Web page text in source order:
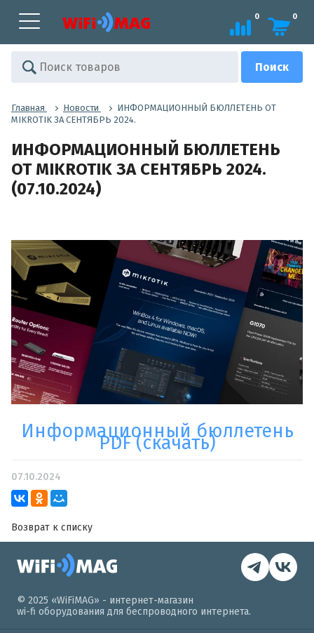
0 0
Главная Новости
ИНФОРМАЦИОННЫЙ БЮЛЛЕТЕНЬ ОТ
MIKROTIK ЗА СЕНТЯБРЬ 2024.
ИНФОРМАЦИОННЫЙ БЮЛЛЕТЕНЬ
ОТ MIKROTIK ЗА СЕНТЯБРЬ 2024.
(07.10.2024)
Информационный бюллетень
PDF (скачать)
07.10.2024
Возврат к списку
© 2025 «WiFiMAG» - интернет-магазин
wi-fi оборудования для беспроводного интернета.